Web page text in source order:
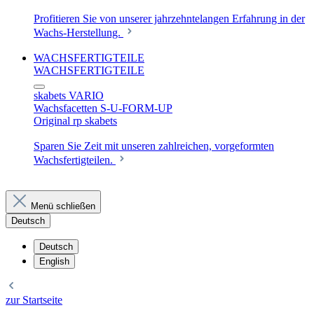
Profitieren Sie von unserer jahrzehntelangen Erfahrung in der
Wachs-Herstellung.
WACHSFERTIGTEILE
WACHSFERTIGTEILE
skabets VARIO
Wachsfacetten S-U-FORM-UP
Original rp skabets
Sparen Sie Zeit mit unseren zahlreichen, vorgeformten
Wachsfertigteilen.
Menü schließen
Deutsch
Deutsch
English
zur Startseite